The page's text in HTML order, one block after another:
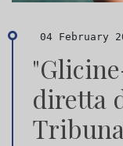
04 February
diretta